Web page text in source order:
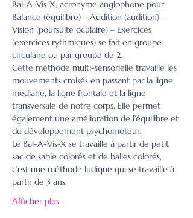
Bal-A-Vis-X, acronyme anglophone pour
Balance (équilibre) – Audition (audition) –
Vision (poursuite oculaire) – Exercices
(exercices rythmiques) se fait en groupe
circulaire ou par groupe de 2.
Cette méthode multi-sensorielle travaille les
mouvements croisés en passant par la ligne
médiane, la ligne frontale et la ligne
transversale de notre corps. Elle permet
également une amélioration de l’équilibre et
du développement psychomoteur.
Le Bal-A-Vis-X se travaille à partir de petit
sac de sable colorés et de balles colorés,
c’est une méthode ludique qui se travaille à
partir de 3 ans.
Afficher plus